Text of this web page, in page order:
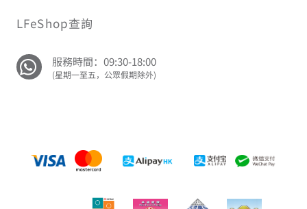
LFeShop查詢
服務時間：09:30-18:00
(星期一至五，公眾假期除外)